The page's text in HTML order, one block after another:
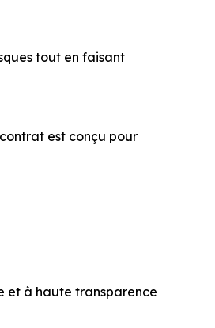
tout en faisant
est conçu pour
et à haute transparence